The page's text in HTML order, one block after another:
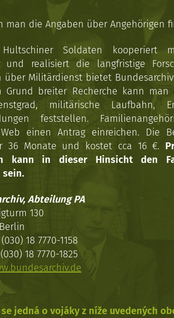
man die Angaben über Angehörigen
Soldaten kooperiert
und realisiert die langfristige
über Militärdienst bietet Bundesarchiv
Grund breiter Recherche kann man
militärische Laufbahn,
feststellen.
einen Antrag einreichen. Die
36 Monate und kostet cca 16 €.
kann in dieser Hinsicht den
Abteilung PA
130
18 7770-1158
18 7770-1825
jedná o vojáky z níže uvedených